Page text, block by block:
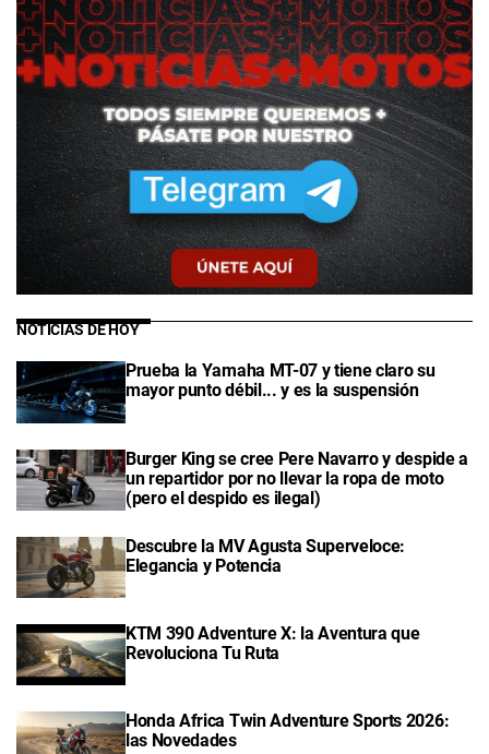
NOTICIAS DE HOY
Prueba la Yamaha MT-07 y tiene claro su
mayor punto débil... y es la suspensión
Burger King se cree Pere Navarro y despide a
un repartidor por no llevar la ropa de moto
(pero el despido es ilegal)
Descubre la MV Agusta Superveloce:
Elegancia y Potencia
KTM 390 Adventure X: la Aventura que
Revoluciona Tu Ruta
Honda Africa Twin Adventure Sports 2026:
las Novedades